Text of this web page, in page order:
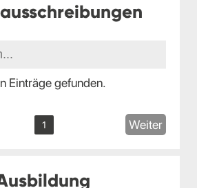
Einträge gefunden.
1 Weiter